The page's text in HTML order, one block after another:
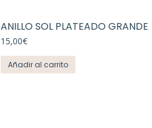
ANILLO SOL PLATEADO GRANDE
15,00€
Añadir al carrito